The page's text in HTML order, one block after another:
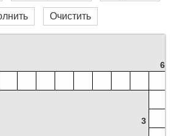
Очистить
6
3